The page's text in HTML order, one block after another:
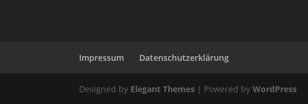
Impressum Datenschutzerklärung
Designed by Elegant Themes | Powered byWordPress